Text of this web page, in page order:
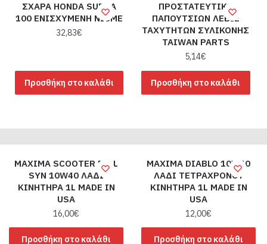
ΣΧΑΡΑ HONDA SUPRA
100 ΕΝΙΣΧΥΜΕΝΗ NICME
32,83€
Προσθήκη στο καλάθι
ΠΡΟΣΤΑΤΕΥΤΙΚΟ
ΠΑΠΟΥΤΣΙΩΝ ΛΕΒΙΕ
ΤΑΧΥΤΗΤΩΝ ΣΥΛΙΚΟΝΗΣ
TAIWAN PARTS
5,14€
Προσθήκη στο καλάθι
MAXIMA SCOOTER FULL
SYN 10W40 ΛΑΔΙ
ΚΙΝΗΤΗΡΑ 1L MADE IN
USA
16,00€
Προσθήκη στο καλάθι
MAXIMA DIABLO 10W40
ΛΑΔΙ ΤΕΤΡΑΧΡΟΝΟΥ
ΚΙΝΗΤΗΡΑ 1L MADE IN
USA
12,00€
Προσθήκη στο καλάθι